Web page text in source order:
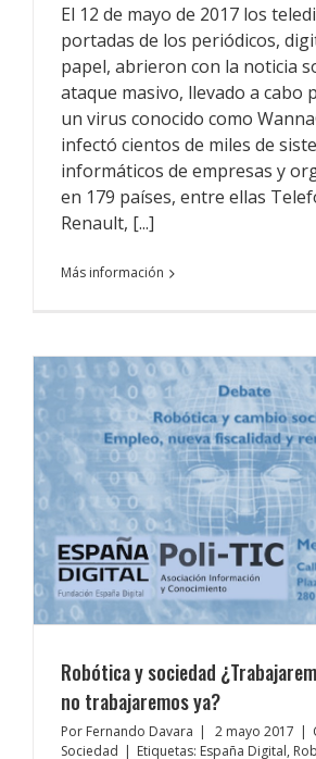
El 12 de mayo de 2017 los
portadas de los periódicos,
papel, abrieron con la noticia
ataque masivo, llevado a cabo
un virus conocido como
infectó cientos de miles de
informáticos de empresas y
en 179 países, entre ellas
Renault, [...]
Más información
Robótica y sociedad
no trabajaremos ya?
Por Fernando Davara | 2 mayo 2017 |
Sociedad | Etiquetas: España Digital,